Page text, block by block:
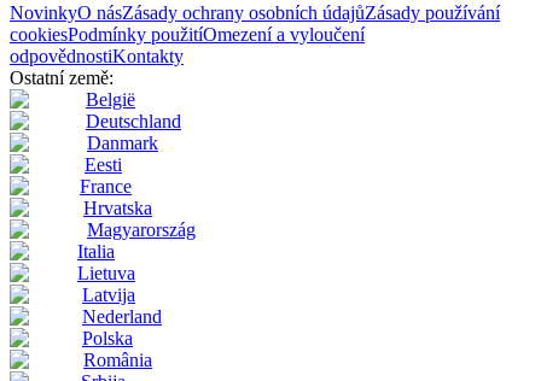
NovinkyO násZásady ochrany osobních údajůZásady používání
cookiesPodmínky použitíOmezení a vyloučení
odpovědnostiKontakty
Ostatní země:
België
Deutschland
Danmark
Eesti
France
Hrvatska
Magyarország
Italia
Lietuva
Latvija
Nederland
Polska
România